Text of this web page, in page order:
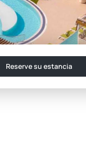
Reserve su estancia